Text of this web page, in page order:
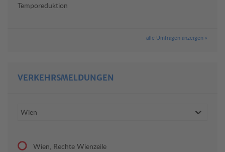
Temporeduktion
alle Umfragen anzeigen »
VERKEHRSMELDUNGEN
Wien, Rechte Wienzeile